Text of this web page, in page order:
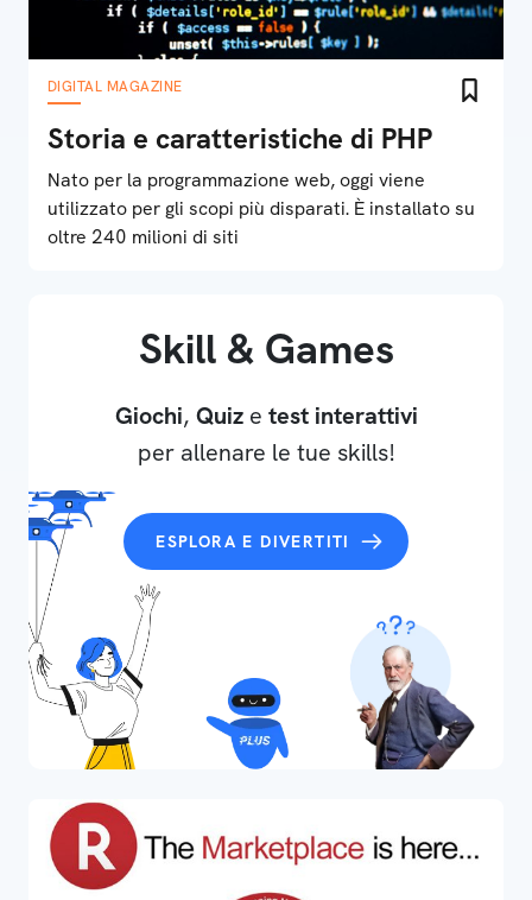
DIGITAL MAGAZINE
Storia e caratteristiche di PHP
Nato per la programmazione web, oggi viene
utilizzato per gli scopi più disparati. È installato su
oltre 240 milioni di siti
Skill & Games
Giochi, Quize test interattivi
per allenare le tue skills!
ESPLORA E DIVERTITI